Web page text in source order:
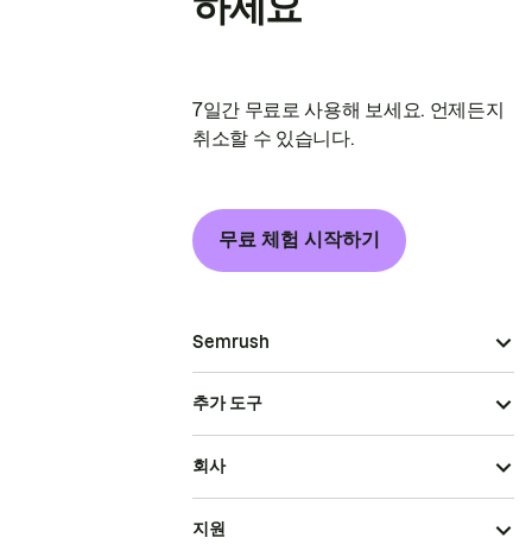
7일간 무료로 사용해 보세요. 언제든지
취소할 수 있습니다.
무료 체험 시작하기
Semrush
추가 도구
회사
지원